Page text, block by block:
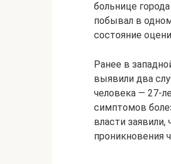
больнице
побывал в
состояние
Ранее в
выявили два
человека — 27-
симптомов
власти
проникновения